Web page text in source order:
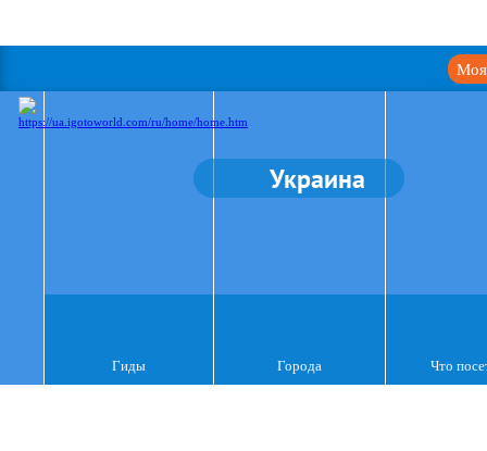
Моя
Украина
Гиды Города Что